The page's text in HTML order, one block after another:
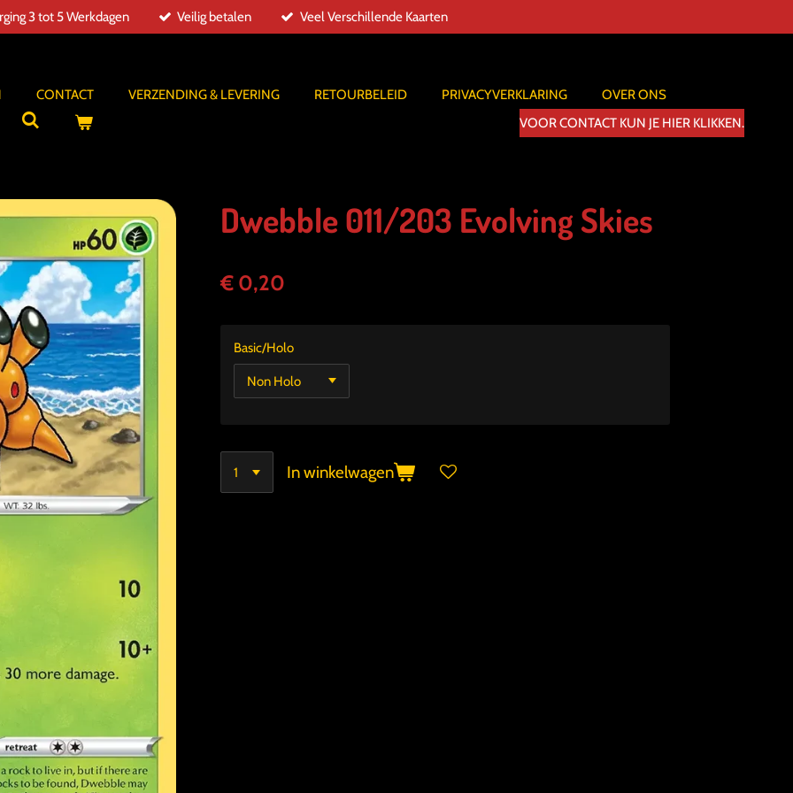
3 tot 5 Werkdagen Veilig betalen Veel Verschillende Kaarten
CONTACT VERZENDING & LEVERING RETOURBELEID PRIVACYVERKLARING
OVER ONS
VOOR CONTACT KUN JE HIER KLIKKEN.
Dwebble 011/203 Evolving Skies
€ 0,20
Basic/Holo
In winkelwagen